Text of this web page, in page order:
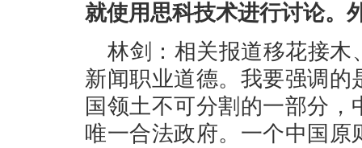
就使用思科技术进行讨论。
林剑：相关报道移花接木
新闻职业道德。我要强调
国领土不可分割的一部分
唯一合法政府。一个中国